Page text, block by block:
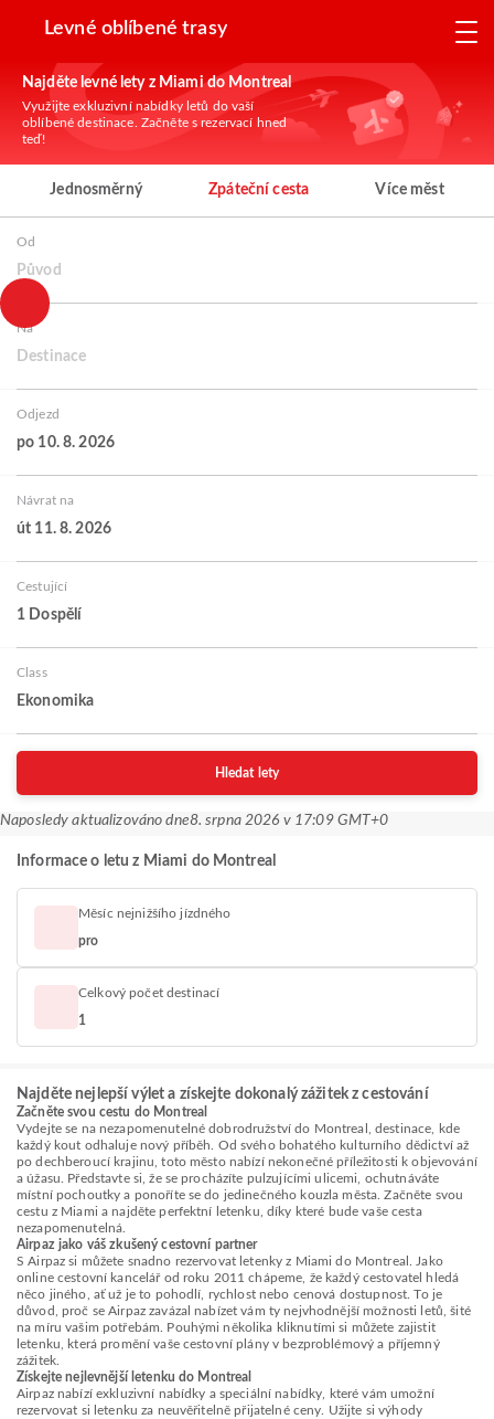
Levné oblíbené trasy
Najděte levné lety z Miami do Montreal
Využijte exkluzivní nabídky letů do vaší
oblíbené destinace. Začněte s rezervací hned
teď!
Jednosměrný Zpáteční cesta Více měst
Od
Původ
Na
Destinace
Odjezd
po 10. 8. 2026
Návrat na
út 11. 8. 2026
Cestující
1 Dospělí
Class
Ekonomika
Hledat lety
Naposledy aktualizováno dne8. srpna 2026 v 17:09 GMT+0
Informace o letu z Miami do Montreal
Měsíc nejnižšího jízdného
pro
Celkový počet destinací
1
Najděte nejlepší výlet a získejte dokonalý zážitek z cestování
Začněte svou cestu do Montreal
Vydejte se na nezapomenutelné dobrodružství do Montreal, destinace, kde
každý kout odhaluje nový příběh. Od svého bohatého kulturního dědictví až
po dechberoucí krajinu, toto město nabízí nekonečné příležitosti k objevování
a úžasu. Představte si, že se procházíte pulzujícími ulicemi, ochutnáváte
místní pochoutky a ponoříte se do jedinečného kouzla města. Začněte svou
cestu z Miami a najděte perfektní letenku, díky které bude vaše cesta
nezapomenutelná.
Airpaz jako váš zkušený cestovní partner
S Airpaz si můžete snadno rezervovat letenky z Miami do Montreal. Jako
online cestovní kancelář od roku 2011 chápeme, že každý cestovatel hledá
něco jiného, ať už je to pohodlí, rychlost nebo cenová dostupnost. To je
důvod, proč se Airpaz zavázal nabízet vám ty nejvhodnější možnosti letů, šité
na míru vašim potřebám. Pouhými několika kliknutími si můžete zajistit
letenku, která promění vaše cestovní plány v bezproblémový a příjemný
zážitek.
Získejte nejlevnější letenku do Montreal
Airpaz nabízí exkluzivní nabídky a speciální nabídky, které vám umožní
rezervovat si letenku za neuvěřitelně přijatelné ceny. Užijte si výhody